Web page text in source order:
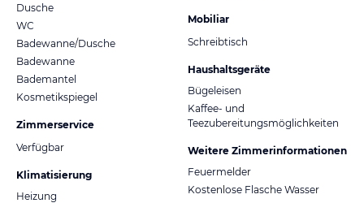
Dusche
WC
Badewanne/Dusche
Badewanne
Bademantel
Kosmetikspiegel
Zimmerservice
Verfügbar
Klimatisierung
Heizung
Mobiliar
Schreibtisch
Haushaltsgeräte
Bügeleisen
Kaffee- und
Teezubereitungsmöglichkeiten
Weitere Zimmerinformationen
Feuermelder
Kostenlose Flasche Wasser